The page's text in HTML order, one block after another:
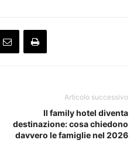
Articolo successivo
Il family hotel diventa
destinazione: cosa chiedono
davvero le famiglie nel 2026